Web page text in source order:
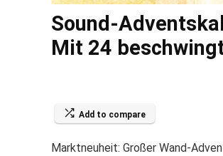
Sound-
Mit 24
Add to compare
Marktneuheit: Großer Wand-